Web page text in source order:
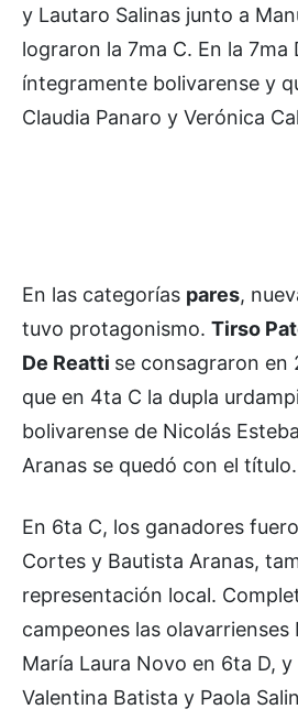
y Lautaro Salinas junto a
lograron la 7ma C. En la 7ma
íntegramente bolivarense y
Claudia Panaro y Verónica
En las categorías pares,
tuvo protagonismo. Tirso
De Reatti se consagraron en
que en 4ta C la dupla
bolivarense de Nicolás
Aranas se quedó con el título.
En 6ta C, los ganadores
Cortes y Bautista Aranas,
representación local.
campeones las olavarrienses
María Laura Novo en 6ta D,
Valentina Batista y Paola